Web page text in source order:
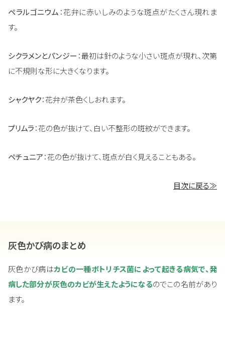
ペラルゴニウム ：花弁に赤いしみのような斑点がたくさん現れま
す。
シクラメンとパンジー ：最初は針のような小さい斑点が現れ、次第
に不規則な形に大きくなります。
シャクヤク：花弁が茶色くしおれます。
プリムラ：花の色が抜けて、白い不整形の斑紋ができます。
ペチュニア：花の色が抜けて、斑点が白く見えることもある。
目次に戻る≫
灰色かび病のまとめ
灰色かび病はカビの一種ボトリチス菌によって起きる病気で、発
病した部分が灰色のカビが生えたようになるのでこの名前があり
ます。